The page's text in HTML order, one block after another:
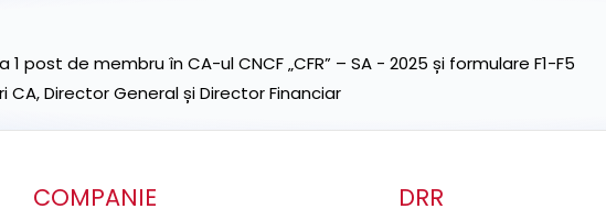
post de membru în CA-ul CNCF „CFR” – SA - 2025 și formulare F1-F5
Director General și Director Financiar
COMPANIE DRR